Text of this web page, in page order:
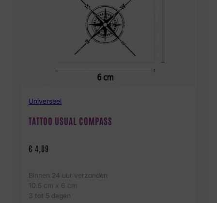
Universeel
TATTOO USUAL COMPASS
€ 4,09
Binnen 24 uur verzonden
10.5 cm x 6 cm
3 tot 5 dagen